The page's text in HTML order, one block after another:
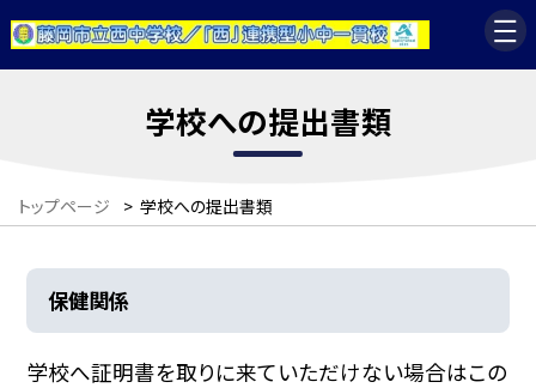
学校への提出書類
トップページ > 学校への提出書類
保健関係
学校へ証明書を取りに来ていただけない場合はこの